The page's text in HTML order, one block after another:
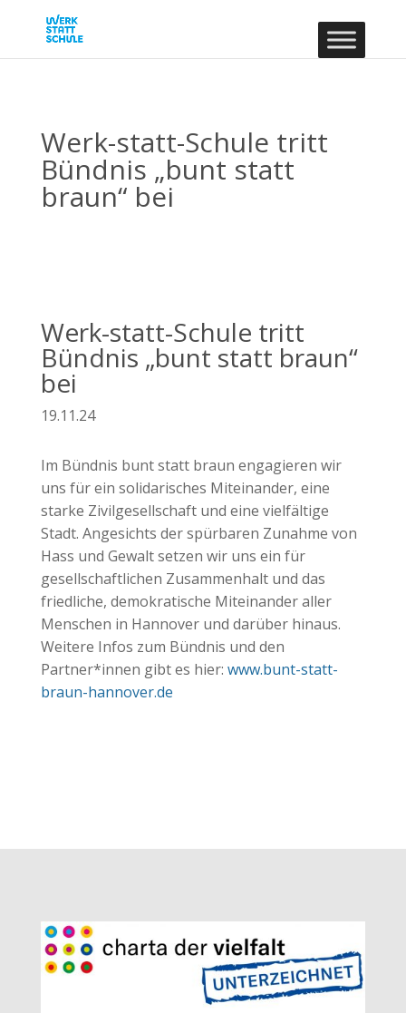
Werk-statt-Schule tritt
Bündnis „bunt statt
braun“ bei
Werk-statt-Schule tritt
Bündnis „bunt statt braun“
bei
19.11.24
Im Bündnis bunt statt braun engagieren wir
uns für ein solidarisches Miteinander, eine
starke Zivilgesellschaft und eine vielfältige
Stadt. Angesichts der spürbaren Zunahme von
Hass und Gewalt setzen wir uns ein für
gesellschaftlichen Zusammenhalt und das
friedliche, demokratische Miteinander aller
Menschen in Hannover und darüber hinaus.
Weitere Infos zum Bündnis und den
Partner*innen gibt es hier: www.bunt-statt-
braun-hannover.de